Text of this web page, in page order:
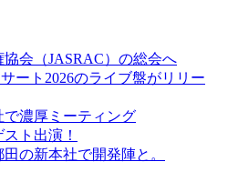
協会（JASRAC）の総会へ
ート2026のライブ盤がリリー
で濃厚ミーティング
ト出演！
の新本社で開発陣と。